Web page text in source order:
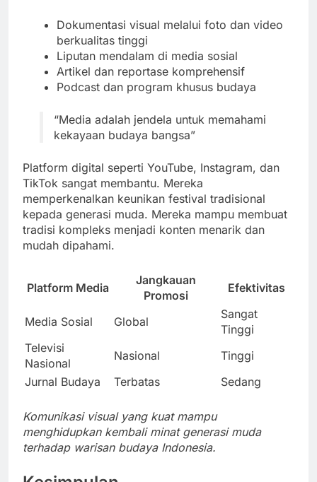
Dokumentasi visual melalui foto dan video
berkualitas tinggi
Liputan mendalam di media sosial
Artikel dan reportase komprehensif
Podcast dan program khusus budaya
“Media adalah jendela untuk memahami
kekayaan budaya bangsa”
Platform digital seperti YouTube, Instagram, dan
TikTok sangat membantu. Mereka
memperkenalkan keunikan festival tradisional
kepada generasi muda. Mereka mampu membuat
tradisi kompleks menjadi konten menarik dan
mudah dipahami.
Platform Media
Jangkauan
Promosi
Efektivitas
Media Sosial Global
Sangat
Tinggi
Televisi
Nasional
Nasional
Tinggi
Jurnal Budaya
Terbatas Sedang
Komunikasi visual yang kuat mampu
menghidupkan kembali minat generasi muda
terhadap warisan budaya Indonesia.